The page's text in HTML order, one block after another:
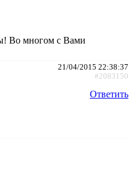
Во многом с Вами
21/04/2015 22:38:37
#2083150
Ответить